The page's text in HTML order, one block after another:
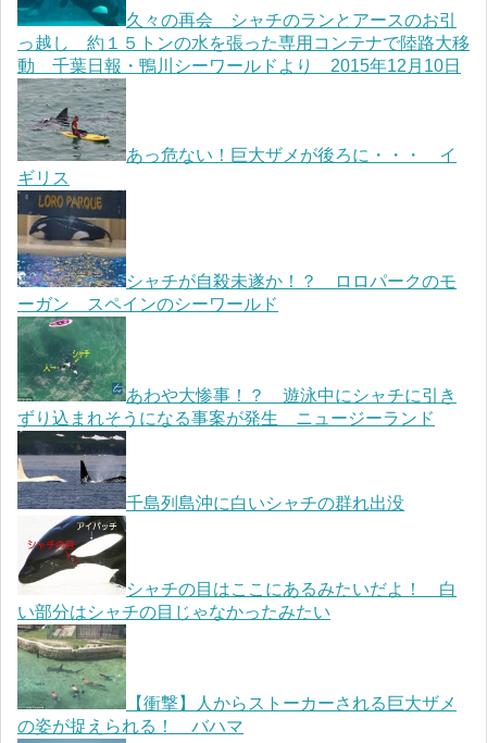
久々の再会 シャチのランとアースのお引
っ越し 約１５トンの水を張った専用コンテナで陸路大移
動 千葉日報・鴨川シーワールドより 2015年12月10日
あっ危ない！巨大ザメが後ろに・・・ イ
ギリス
シャチが自殺未遂か！？ ロロパークのモ
ーガン スペインのシーワールド
あわや大惨事！？ 遊泳中にシャチに引き
ずり込まれそうになる事案が発生 ニュージーランド
千島列島沖に白いシャチの群れ出没
シャチの目はここにあるみたいだよ！ 白
い部分はシャチの目じゃなかったみたい
【衝撃】人からストーカーされる巨大ザメ
の姿が捉えられる！ バハマ